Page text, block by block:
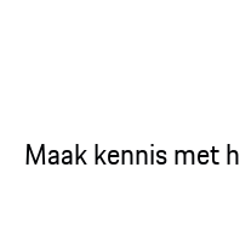
Maak kennis met